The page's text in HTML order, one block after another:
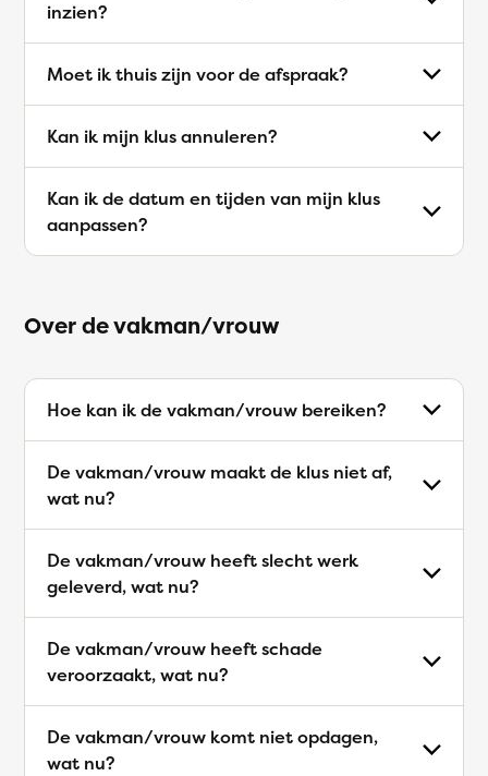
inzien?
Moet ik thuis zijn voor de afspraak?
Kan ik mijn klus annuleren?
Kan ik de datum en tijden van mijn klus
aanpassen?
Over de vakman/vrouw
Hoe kan ik de vakman/vrouw bereiken?
De vakman/vrouw maakt de klus niet af,
wat nu?
De vakman/vrouw heeft slecht werk
geleverd, wat nu?
De vakman/vrouw heeft schade
veroorzaakt, wat nu?
De vakman/vrouw komt niet opdagen,
wat nu?